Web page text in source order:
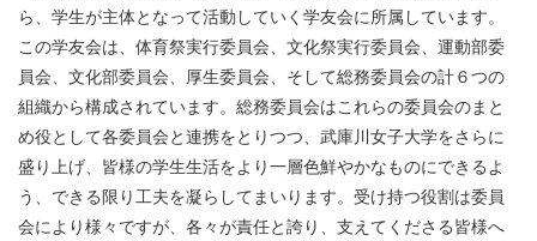
ら、学生が主体となって活動していく学友会に所属しています。
この学友会は、体育祭実行委員会、文化祭実行委員会、運動部委
員会、文化部委員会、厚生委員会、そして総務委員会の計６つの
組織から構成されています。総務委員会はこれらの委員会のまと
め役として各委員会と連携をとりつつ、武庫川女子大学をさらに
盛り上げ、皆様の学生生活をより一層色鮮やかなものにできるよ
う、できる限り工夫を凝らしてまいります。受け持つ役割は委員
会により様々ですが、各々が責任と誇り、支えてくださる皆様へ